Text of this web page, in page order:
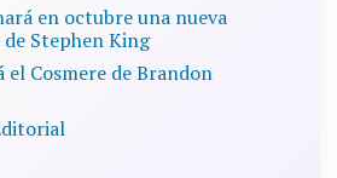
en octubre una nueva
Stephen King
Cosmere de Brandon